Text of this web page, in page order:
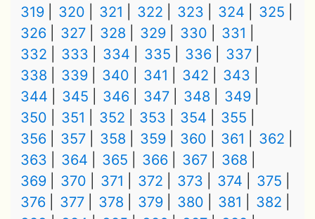
319
320 321 322 323 324
325
326
327 328 329 330
331
332
333 334 335 336
337
338
339 340 341 342
343
344
345 346 347 348
349
350
351 352 353 354
355
356
357 358 359 360 361
362
363
364 365 366 367
368
369
370 371 372 373 374
375
376
377 378 379 380 381
382